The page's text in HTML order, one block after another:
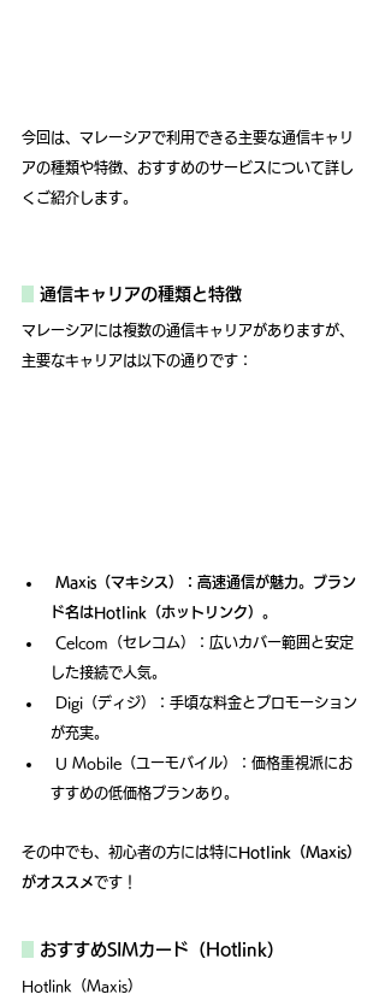
今回は、マレーシアで利用できる主要な通信キャリ
アの種類や特徴、おすすめのサービスについて詳し
くご紹介します。
通信キャリアの種類と特徴
マレーシアには複数の通信キャリアがありますが、
主要なキャリアは以下の通りです：
Maxis（マキシス）：高速通信が魅力。ブラン
ド名はHotlink（ホットリンク）。
Celcom（セレコム）：広いカバー範囲と安定
した接続で人気。
Digi（ディジ）：手頃な料金とプロモーション
が充実。
U Mobile（ユーモバイル）：価格重視派にお
すすめの低価格プランあり。
その中でも、初心者の方には特に Hotlink（Maxis）
がオススメです！
おすすめSIMカード（Hotlink）
Hotlink（Maxis）